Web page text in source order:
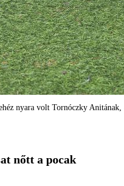
nyara volt Tornóczky
nőtt a pocak